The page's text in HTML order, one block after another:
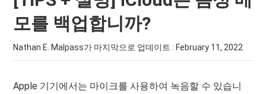
모를 백업합니까?
Nathan E. Malpass가 마지막으로 업데이트 : February 11, 2022
Apple 기기에서는 마이크를 사용하여 녹음할 수 있습니